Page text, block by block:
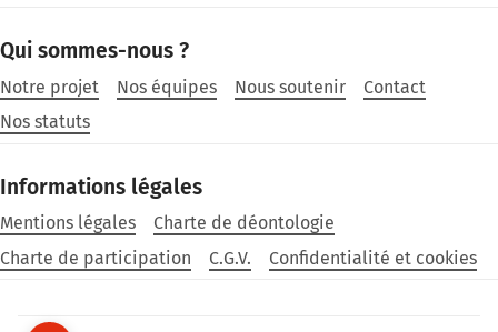
Qui sommes-nous ?
Notre projet Nos équipes Nous soutenir
Contact
Nos statuts
Informations légales
Mentions légales
Charte de déontologie
Charte de participation
C.G.V. Confidentialité et cookies